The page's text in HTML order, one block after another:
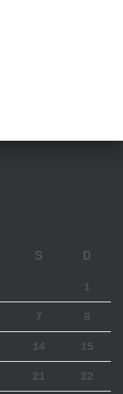
S D
1
7 8
14 15
21 22